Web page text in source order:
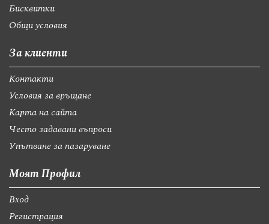
Бисквитки
Общи условия
За клиенти
Контакти
Условия за връщане
Карта на сайта
Често задавани въпроси
Упътване за пазаруване
Моят Профил
Вход
Регистрация